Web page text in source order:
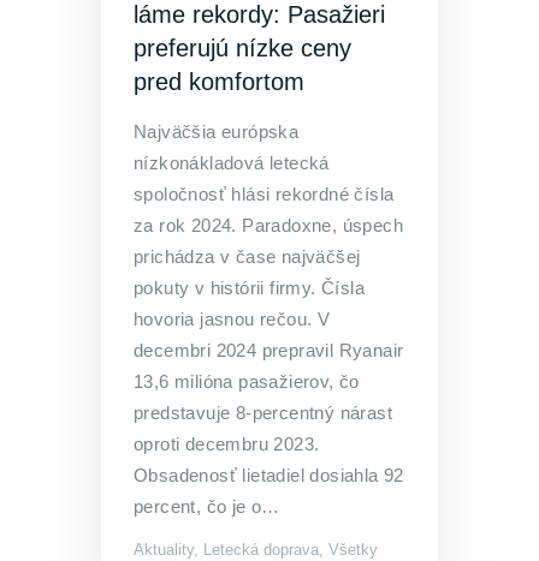
láme rekordy: Pasažieri
preferujú nízke ceny
pred komfortom
Najväčšia európska
nízkonákladová letecká
spoločnosť hlási rekordné čísla
za rok 2024. Paradoxne, úspech
prichádza v čase najväčšej
pokuty v histórii firmy. Čísla
hovoria jasnou rečou. V
decembri 2024 prepravil Ryanair
13,6 milióna pasažierov, čo
predstavuje 8-percentný nárast
oproti decembru 2023.
Obsadenosť lietadiel dosiahla 92
percent, čo je o…
Aktuality, Letecká doprava, Všetky